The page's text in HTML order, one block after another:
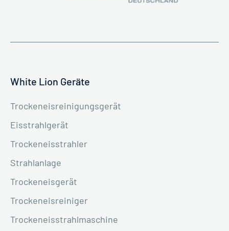
White Lion Geräte
Trockeneisreinigungsgerät
Eisstrahlgerät
Trockeneisstrahler
Strahlanlage
Trockeneisgerät
Trockeneisreiniger
Trockeneisstrahlmaschine